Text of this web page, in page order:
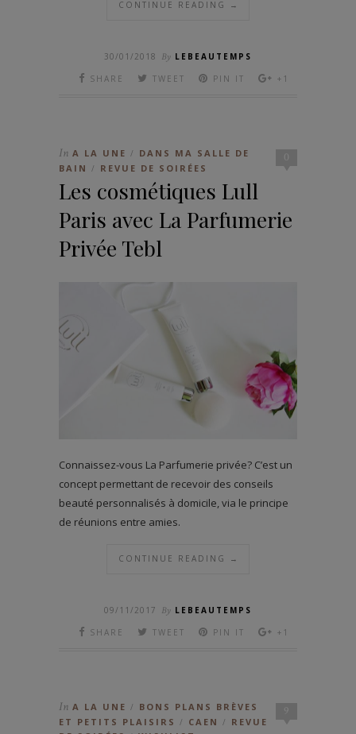
CONTINUE READING →
30/01/2018 By LEBEAUTEMPS
SHARE
TWEET PIN IT +1
0
In A LA UNE /
DANS MA SALLE DE
BAIN / REVUE DE SOIRÉES
Les cosmétiques Lull
Paris avec La Parfumerie
Privée Tebl
Connaissez-vous La Parfumerie privée? C’est un
concept permettant de recevoir des conseils
beauté personnalisés à domicile, via le principe
de réunions entre amies.
CONTINUE READING →
09/11/2017 By LEBEAUTEMPS
SHARE
TWEET PIN IT +1
9
In A LA UNE /
BONS PLANS BRÈVES
ET PETITS PLAISIRS / CAEN /
REVUE